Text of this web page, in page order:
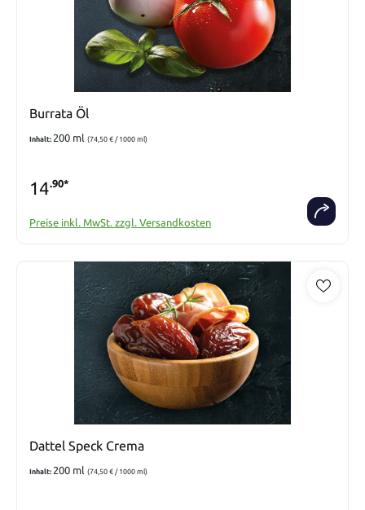
Burrata Öl
Inhalt: 200 ml (74,50 € / 1000 ml)
14.90*
Preise inkl. MwSt. zzgl. Versandkosten
Dattel Speck Crema
Inhalt: 200 ml (74,50 € / 1000 ml)